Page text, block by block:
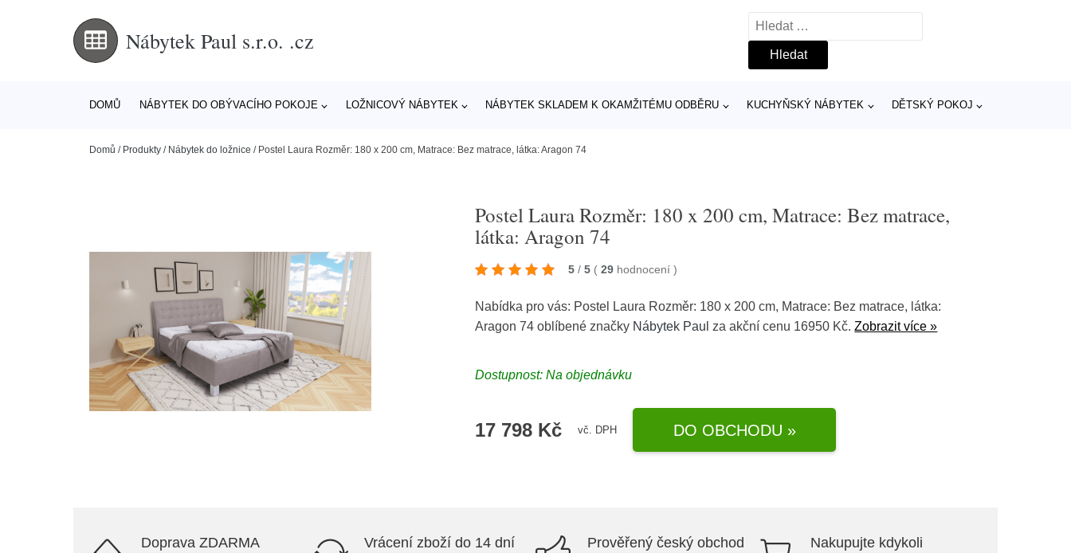
Nábytek Paul s.r.o. .cz
Vyhledávání
DOMŮ NÁBYTEK DO OBÝVACÍHO POKOJE LOŽNICOVÝ NÁBYTEK NÁBYTEK SKLADEM K OKAMŽITÉMU ODBĚRU KUCHYŇSKÝ NÁBYTEK DĚTSKÝ POKOJ
Domů / Produkty / Nábytek do ložnice / Postel Laura Rozměr: 180 x 200 cm, Matrace: Bez matrace, látka: Aragon 74
Postel Laura Rozměr: 180 x 200 cm, Matrace: Bez matrace,
látka: Aragon 74
5 / 5 ( 29 hodnocení)
Nabídka pro vás: Postel Laura Rozměr: 180 x 200 cm, Matrace: Bez matrace, látka:
Aragon 74 oblíbené značky Nábytek Paul za akční cenu 16950 Kč.Zobrazit více »
Dostupnost: Na objednávku
17 798 Kč vč. DPH DO OBCHODU »
Doprava ZDARMA Vrácení zboží do 14 dní Prověřený český obchod Nakupujte kdykoli